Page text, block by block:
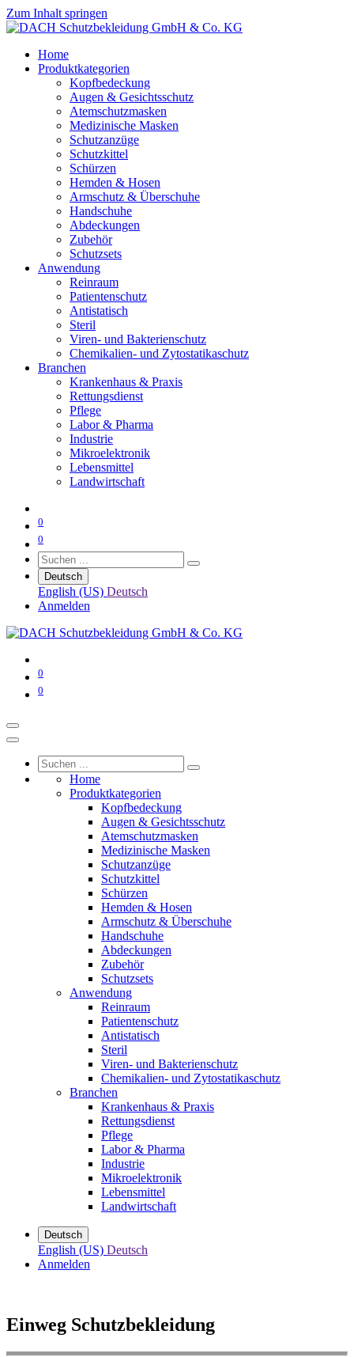
Zum Inhalt springen
Home
Produktkategorien
Kopfbedeckung
Augen & Gesichtsschutz
Atemschutzmasken
Medizinische Masken
Schutzanzüge
Schutzkittel
Schürzen
Hemden & Hosen
Armschutz & Überschuhe
Handschuhe
Abdeckungen
Zubehör
Schutzsets
Anwendung
Reinraum
Patientenschutz
Antistatisch
Steril
Viren- und Bakterienschutz
Chemikalien- und Zytostatikaschutz
Branchen
Krankenhaus & Praxis
Rettungsdienst
Pflege
Labor & Pharma
Industrie
Mikroelektronik
Lebensmittel
Landwirtschaft
0
0
Deutsch
English (US) Deutsch
Anmelden
0
0
Home
Produktkategorien
Kopfbedeckung
Augen & Gesichtsschutz
Atemschutzmasken
Medizinische Masken
Schutzanzüge
Schutzkittel
Schürzen
Hemden & Hosen
Armschutz & Überschuhe
Handschuhe
Abdeckungen
Zubehör
Schutzsets
Anwendung
Reinraum
Patientenschutz
Antistatisch
Steril
Viren- und Bakterienschutz
Chemikalien- und Zytostatikaschutz
Branchen
Krankenhaus & Praxis
Rettungsdienst
Pflege
Labor & Pharma
Industrie
Mikroelektronik
Lebensmittel
Landwirtschaft
Deutsch
English (US) Deutsch
Anmelden
Einweg Schutzbekleidung